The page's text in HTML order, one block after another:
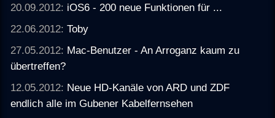
20.09.2012: iOS6 - 200 neue Funktionen für ...
22.06.2012:Toby
27.05.2012: Mac-Benutzer - An Arroganz kaum zu
übertreffen?
12.05.2012: Neue HD-Kanäle von ARD und ZDF
endlich alle im Gubener Kabelfernsehen